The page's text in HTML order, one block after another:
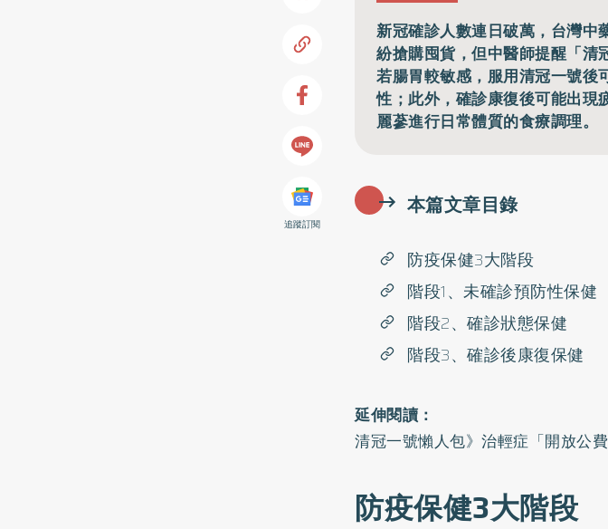
追蹤訂閱
新冠確診人數連日破萬，台灣中
紛搶購囤貨，但中醫師提醒「清
若腸胃較敏感，服用清冠一號後
性；此外，確診康復後可能出現
麗蔘進行日常體質的食療調理。
本篇文章目錄
防疫保健3大階段
階段1、未確診預防性保健
階段2、確診狀態保健
階段3、確診後康復保健
延伸閱讀：
清冠一號懶人包》治輕症「開放公
防疫保健3大階段